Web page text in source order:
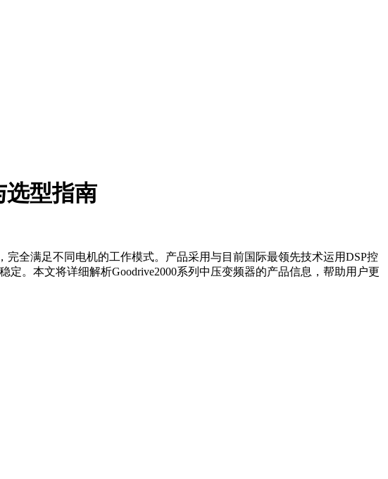
选型指南
全满足不同电机的工作模式。产品采用与目前国际最领先技术运用DSP控
。本文将详细解析Goodrive2000系列中压变频器的产品信息，帮助用户更